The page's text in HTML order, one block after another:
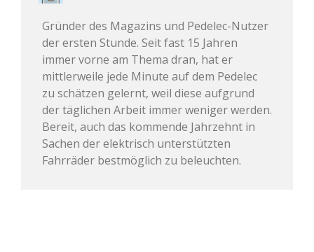
Gründer des Magazins und Pedelec-Nutzer
der ersten Stunde. Seit fast 15 Jahren
immer vorne am Thema dran, hat er
mittlerweile jede Minute auf dem Pedelec
zu schätzen gelernt, weil diese aufgrund
der täglichen Arbeit immer weniger werden.
Bereit, auch das kommende Jahrzehnt in
Sachen der elektrisch unterstützten
Fahrräder bestmöglich zu beleuchten.